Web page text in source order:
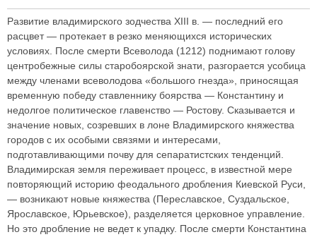
Развитие владимирского зодчества XIII в. — последний его
расцвет — протекает в резко меняющихся исторических
условиях. После смерти Всеволода (1212) поднимают голову
центробежные силы старобоярской знати, разгорается усобица
между членами всеволодова «большого гнезда», приносящая
временную победу ставленнику боярства — Константину и
недолгое политическое главенство — Ростову. Сказывается и
значение новых, созревших в лоне Владимирского княжества
городов с их особыми связями и интересами,
подготавливающими почву для сепаратистских тенденций.
Владимирская земля переживает процесс, в известной мере
повторяющий историю феодального дробления Киевской Руси,
— возникают новые княжества (Переславское, Суздальское,
Ярославское, Юрьевское), разделяется церковное управление.
Но это дробление не ведет к упадку. После смерти Константина